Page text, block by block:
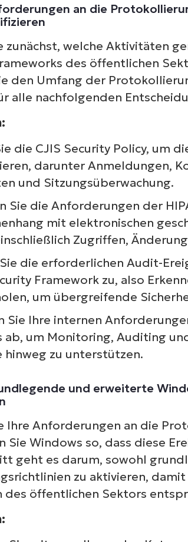
an die
zunächst, welche Aktivitäten
des öffentlichen
den Umfang der
alle nachfolgenden
die CJIS Security Policy, um
darunter Anmeldungen,
und Sitzungsüberwachung.
Sie die Anforderungen der
mit elektronischen
Zugriffen,
die erforderlichen Audit-
Framework zu, also
um übergreifende
Sie Ihre internen
ab, um Monitoring, Auditing
hinweg zu unterstützen.
und erweiterte
Ihre Anforderungen an die
Sie Windows so, dass diese
geht es darum, sowohl
zu aktivieren,
des öffentlichen Sektors